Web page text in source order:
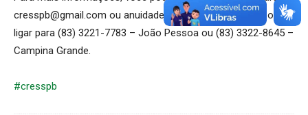
cresspb@gmail.com ou anuidadescresspb@gmail.com, ou
ligar para (83) 3221-7783 – João Pessoa ou (83) 3322-8645 –
Campina Grande.
#cresspb